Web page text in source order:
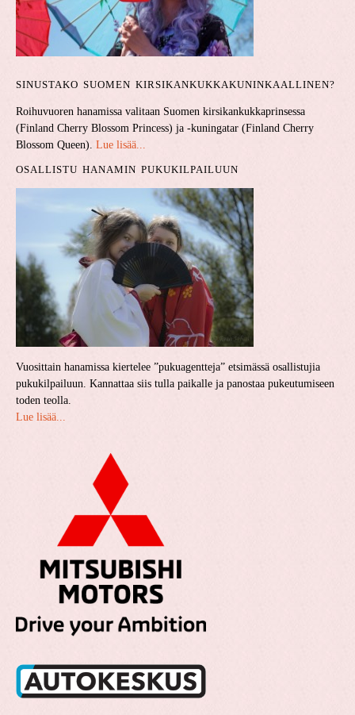
SINUSTAKO SUOMEN KIRSIKANKUKKA­KUNINKAALLINEN?
Roihuvuoren hanamissa valitaan Suomen kirsikankukkaprinsessa
(Finland Cherry Blossom Princess) ja -kuningatar (Finland Cherry
Blossom Queen). Lue lisää...
OSALLISTU HANAMIN PUKUKILPAILUUN
Vuosittain hanamissa kiertelee ”pukuagentteja” etsimässä osallistujia
pukukilpailuun. Kannattaa siis tulla paikalle ja panostaa pukeutumiseen
toden teolla.
Lue lisää...